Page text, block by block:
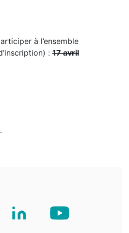
à l’ensemble
:17 avril
.